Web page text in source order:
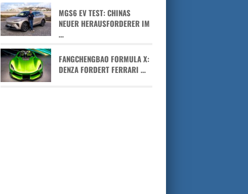
MGS6 EV TEST: CHINAS
NEUER HERAUSFORDERER IM
…
FANGCHENGBAO FORMULA X:
DENZA FORDERT FERRARI …